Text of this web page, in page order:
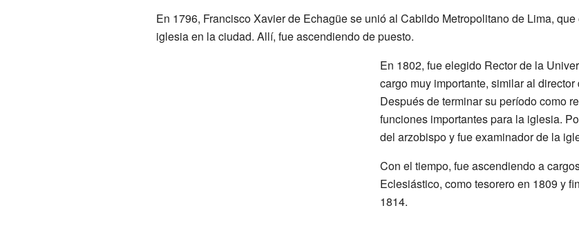
En 1796, Francisco Xavier de Echagüe se unió al Cabildo Metropolitano de Lima,
iglesia en la ciudad. Allí, fue ascendiendo de puesto.
En 1802, fue elegido Rector de la
cargo muy importante, similar al
Después de terminar su período como
funciones importantes para la iglesia.
del arzobispo y fue examinador de la
Con el tiempo, fue ascendiendo a
Eclesiástico, como tesorero en 1809 y
1814.